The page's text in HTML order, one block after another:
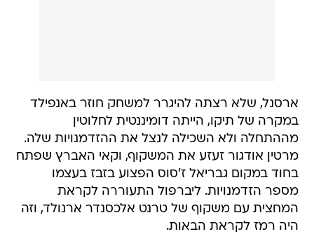
ארסנל, שלא רצתה להיגרר למשחק חוזר באנפילד
במקרה של תיקו, הייתה דומיננטית לחלוטין
מההתחלה ולא השכילה לנצל את ההזדמנויות שלה.
מרטין אודגור זעזע את המשקוף, וקאי האברץ שפתח
בחוד במקום גבריאל ז'סוס הפצוע בזבז בעצמו
מספר הזדמנויות. ליברפול התעוררה לקראת
המחצית עם משקוף של טרנט אלכסנדר ארנולד, וזה
היה רמז לקראת הבאות.